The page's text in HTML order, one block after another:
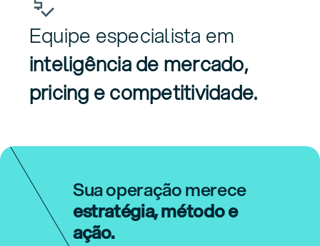
Equipe especialista em
inteligência de mercado,
pricing e competitividade.
Sua operação merece
estratégia, método e
ação.